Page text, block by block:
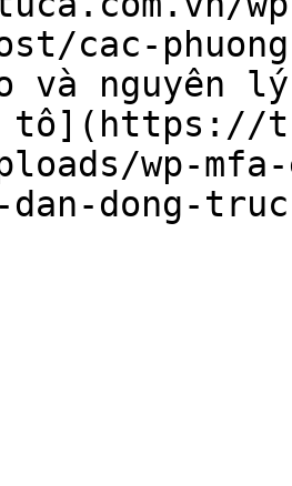
cac-
và nguyên
tô](https://
wp-